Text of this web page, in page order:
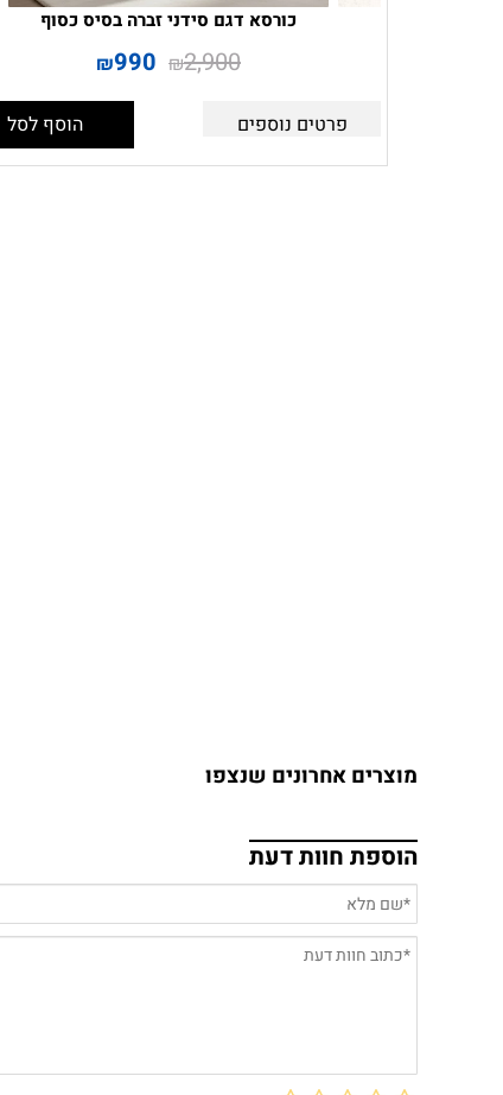
כורסא דגם סידני זברה בסיס כסוף
₪2,900
₪990
פרטים נוספים הוסף לסל
מוצרים אחרונים שנצפו
הוספת חוות דעת